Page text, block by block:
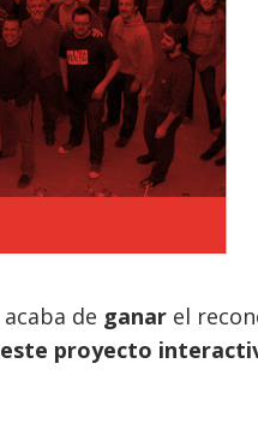
acaba de ganar el
este proyecto